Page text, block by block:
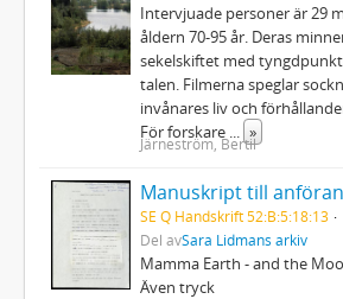
Intervjuade personer är 29
åldern 70-95 år. Deras
sekelskiftet med
talen. Filmerna speglar
invånares liv och
För forskare
»
Järneström, Bertil
SE Q Handskrift 52:B:5:18:13
Del avSara Lidmans arkiv
Mamma Earth - and the
Även tryck